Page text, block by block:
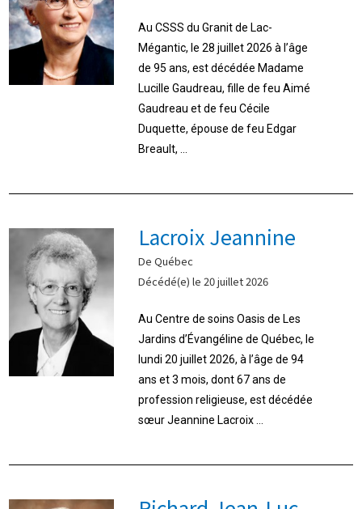
Au CSSS du Granit de Lac-
Mégantic, le 28 juillet 2026 à l’âge
de 95 ans, est décédée Madame
Lucille Gaudreau, fille de feu Aimé
Gaudreau et de feu Cécile
Duquette, épouse de feu Edgar
Breault, ...
Lacroix Jeannine
De Québec
Décédé(e) le 20 juillet 2026
Au Centre de soins Oasis de Les
Jardins d’Évangéline de Québec, le
lundi 20 juillet 2026, à l’âge de 94
ans et 3 mois, dont 67 ans de
profession religieuse, est décédée
sœur Jeannine Lacroix ...